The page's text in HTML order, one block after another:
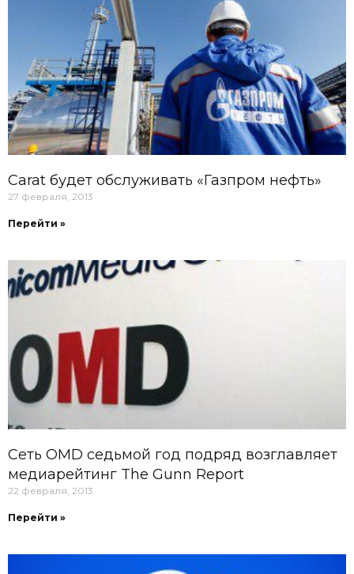
Carat будет обслуживать «Газпром нефть»
27 февраля, 2013
Перейти »
Сеть OMD седьмой год подряд возглавляет
медиарейтинг The Gunn Report
22 февраля, 2013
Перейти »